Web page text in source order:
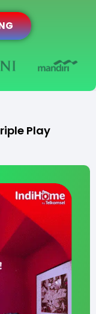
Play